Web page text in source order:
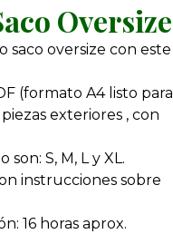
Oversize
saco oversize con este
(formato A4 listo para
exteriores , con
S, M, L y XL.
instrucciones sobre
16 horas aprox.